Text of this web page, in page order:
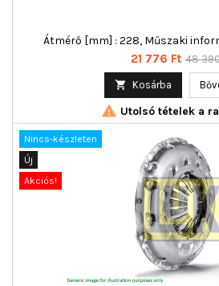
Átmérő [mm] : 228, Műszaki
Ár
21 776 Ft 48
 Kosárba
 Utolsó tételek a
Nincs-készleten
Új
Akciós!